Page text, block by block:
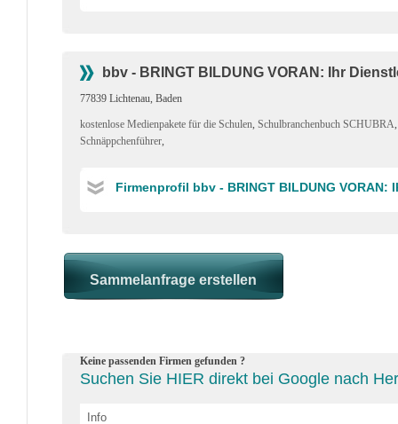
bbv - BRINGT BILDUNG VORAN: Ihr
77839 Lichtenau, Baden
kostenlose Medienpakete für die Schulen, Schulbranchenbuch SCHUBRA
Schnäppchenführer,
Firmenprofil bbv - BRINGT BILDUNG
Keine passenden Firmen gefunden ?
Suchen Sie HIER direkt bei Google nach